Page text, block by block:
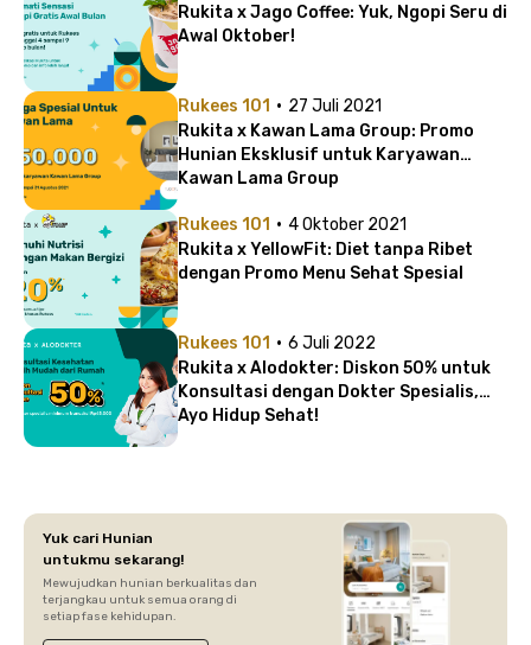
Rukita x Jago Coffee: Yuk, Ngopi Seru di
Awal Oktober!
Rukees 101 · 27 Juli 2021
Rukita x Kawan Lama Group: Promo
Hunian Eksklusif untuk Karyawan
Kawan Lama Group
Rukees 101 · 4 Oktober 2021
Rukita x YellowFit: Diet tanpa Ribet
dengan Promo Menu Sehat Spesial
Rukees 101 · 6 Juli 2022
Rukita x Alodokter: Diskon 50% untuk
Konsultasi dengan Dokter Spesialis,
Ayo Hidup Sehat!
Yuk cari Hunian
untukmu sekarang!
Mewujudkan hunian berkualitas dan
terjangkau untuk semua orang di
setiap fase kehidupan.